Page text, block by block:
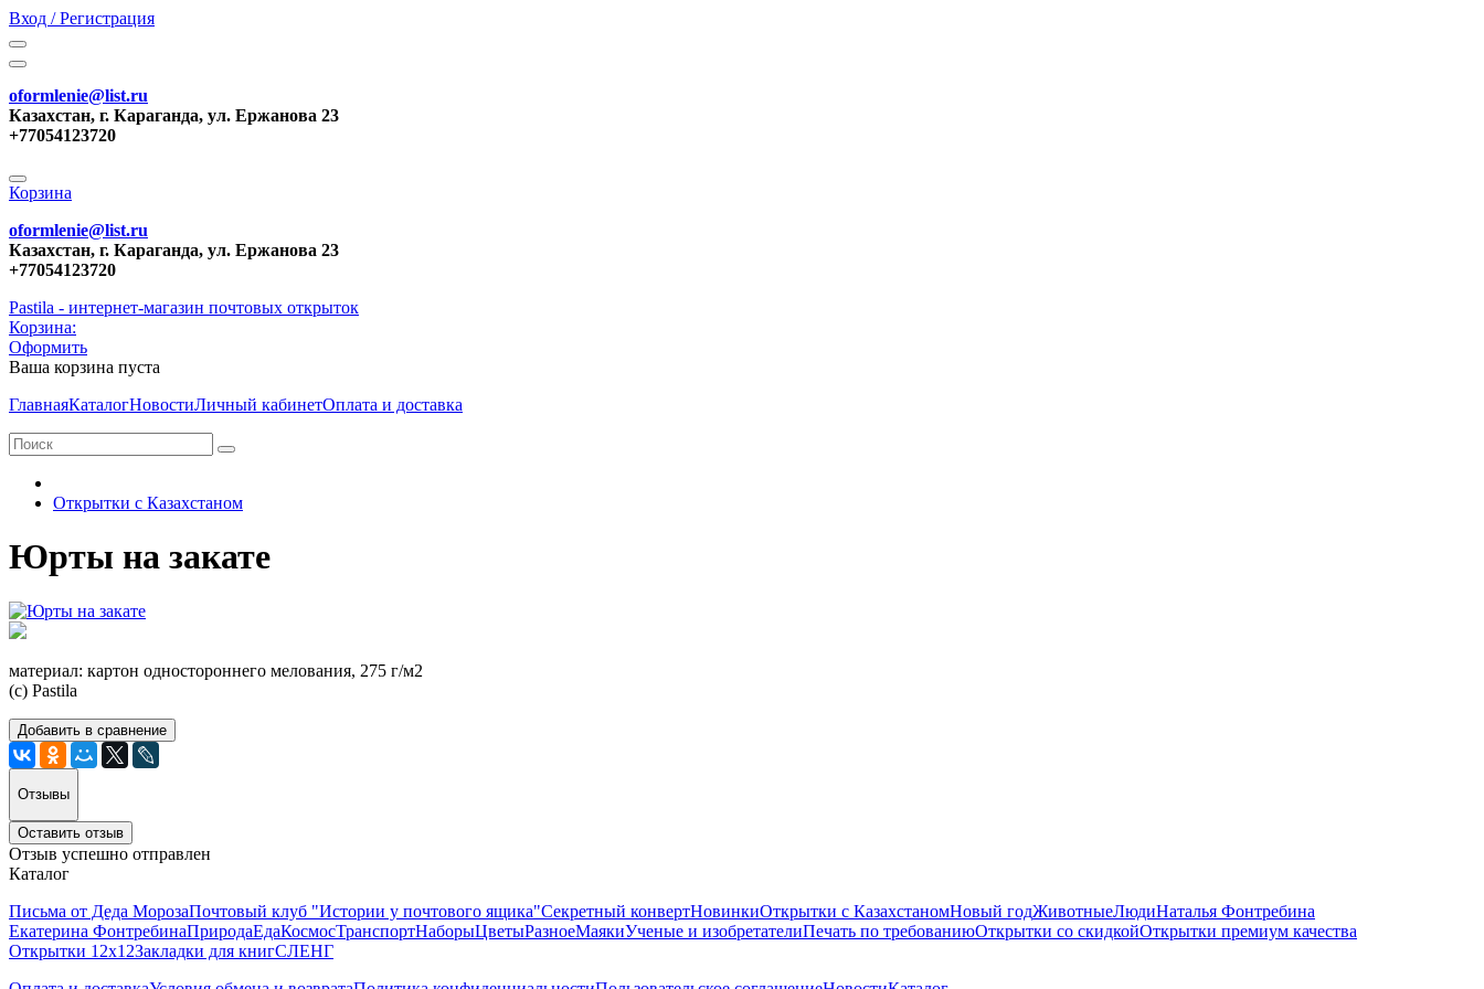
Вход / Регистрация
oformlenie@list.ru
Казахстан, г. Караганда, ул. Ержанова 23
+77054123720
Корзина
oformlenie@list.ru
Казахстан, г. Караганда, ул. Ержанова 23
+77054123720
Pastila - интернет-магазин почтовых открыток
Корзина:
Оформить
Ваша корзина пуста
ГлавнаяКаталогНовостиЛичный кабинетОплата и доставка
Открытки с Казахстаном
Юрты на закате
материал: картон одностороннего мелования, 275 г/м2
(с) Pastila
Добавить в сравнение
Отзывы
Оставить отзыв
Отзыв успешно отправлен
Каталог
Письма от Деда МорозаПочтовый клуб "Истории у почтового ящика"Секретный конвертНовинкиОткрытки с КазахстаномНовый годЖивотныеЛюдиНаталья Фонтребина
Екатерина ФонтребинаПриродаЕдаКосмосТранспортНаборыЦветыРазноеМаякиУченые и изобретателиПечать по требованиюОткрытки со скидкойОткрытки премиум качества
Открытки 12х12Закладки для книгСЛЕНГ